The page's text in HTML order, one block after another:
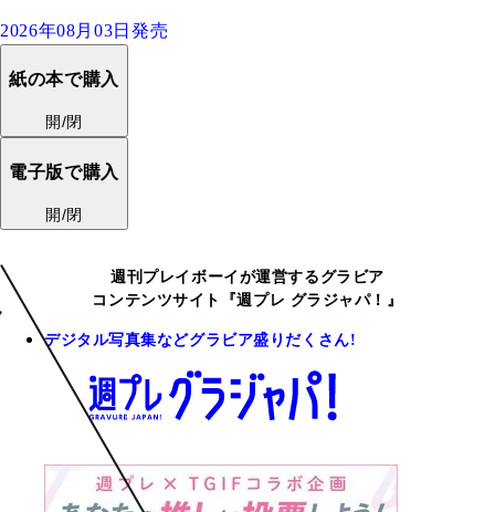
2026年08月03日発売
紙の本で購入
開/閉
電子版で購入
開/閉
週刊プレイボーイが運営するグラビア
コンテンツサイト『週プレ グラジャパ！』
デジタル写真集などグラビア盛りだくさん!